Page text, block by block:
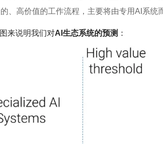
、高价值的工作流程，主要将由专用AI系统
来说明我们对AI生态系统的预测 ：